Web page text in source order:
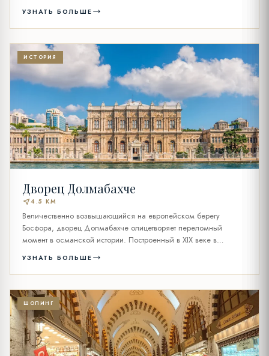
УЗНАТЬ БОЛЬШЕ
ИСТОРИЯ
Дворец Долмабахче
near_me4.5 KM
Величественно возвышающийся на европейском берегу
Босфора, дворец Долмабахче олицетворяет переломный
момент в османской истории. Построенный в XIX веке в
УЗНАТЬ БОЛЬШЕ
ШОПИНГ